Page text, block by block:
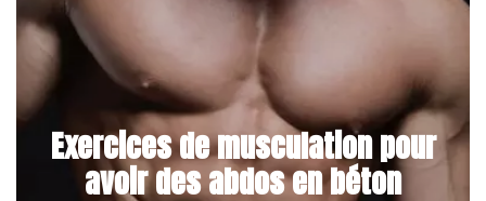
Exercices de musculation pour
avoir des abdos en béton